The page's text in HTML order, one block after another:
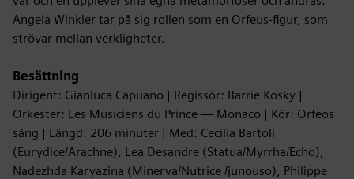
Angela Winkler tar på sig rollen som en Orfeus-figur, som
strövar mellan verkligheter.
Besättning
Dirigent: Gianluca Capuano | Regissör: Barrie Kosky |
Orkester: Les Musiciens du Prince — Monaco | Kör: Orfeos
sång | Längd: 206 minuter | Med: Cecilia Bartoli
(Eurydice/Arachne), Lea Desandre (Statua/Myrrha/Echo),
Nadezhda Karyazina (Minerva/Nutrice /junouso), Philippe